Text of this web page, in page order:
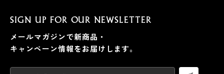
SIGN UP FOR OUR NEWSLETTER
メールマガジンで新商品・
キャンペーン情報をお届けします。